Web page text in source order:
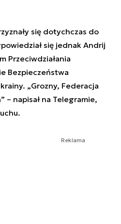
się dotychczas do
się jednak Andrij
Przeciwdziałania
Bezpieczeństwa
„Grozny, Federacja
– napisał na Telegramie,
Reklama